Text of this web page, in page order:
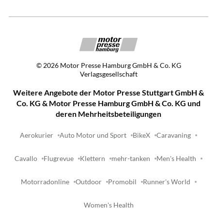
© 2026 Motor Presse Hamburg GmbH & Co. KG
Verlagsgesellschaft
Weitere Angebote der Motor Presse Stuttgart GmbH &
Co. KG & Motor Presse Hamburg GmbH & Co. KG und
deren Mehrheitsbeteiligungen
Aerokurier Auto Motor und Sport BikeX Caravaning
Cavallo Flugrevue Klettern mehr-tanken Men's Health
Motorradonline Outdoor Promobil Runner's World
Women's Health